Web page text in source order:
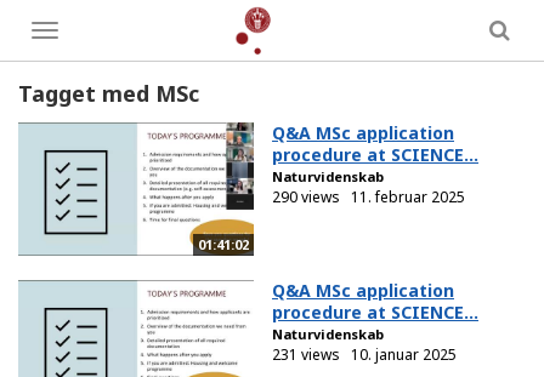
Toggle
menu
Tagget med MSc
01:41:02
Q&A MSc application
procedure at SCIENCE...
Naturvidenskab
290 views 11. februar 2025
Q&A MSc application
procedure at SCIENCE...
Naturvidenskab
231 views 10. januar 2025